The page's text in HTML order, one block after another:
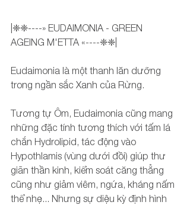
|❈❈----» EUDAIMONIA - GREEN
AGEING M'ETTA «----❈❈|
Eudaimonia là một thanh lăn dưỡng
trong ngần sắc Xanh của Rừng.
Tương tự Ôm, Eudaimonia cũng mang
những đặc tính tương thích với tấm lá
chắn Hydrolipid, tác động vào
Hypothlamis (vùng dưới đồi) giúp thư
giãn thần kinh, kiểm soát căng thẳng
cũng như giảm viêm, ngứa, kháng nấm
thể nhẹ... Nhưng sự diệu kỳ định hình